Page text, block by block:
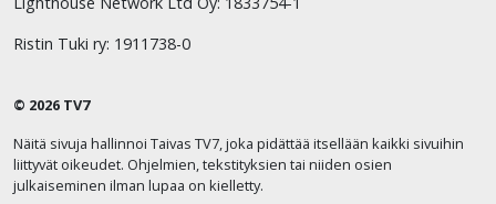
Ristin Tuki ry: 1911738-0
© 2026 TV7
Näitä sivuja hallinnoi Taivas TV7, joka pidättää itsellään kaikki sivuihin
liittyvät oikeudet. Ohjelmien, tekstityksien tai niiden osien
julkaiseminen ilman lupaa on kielletty.